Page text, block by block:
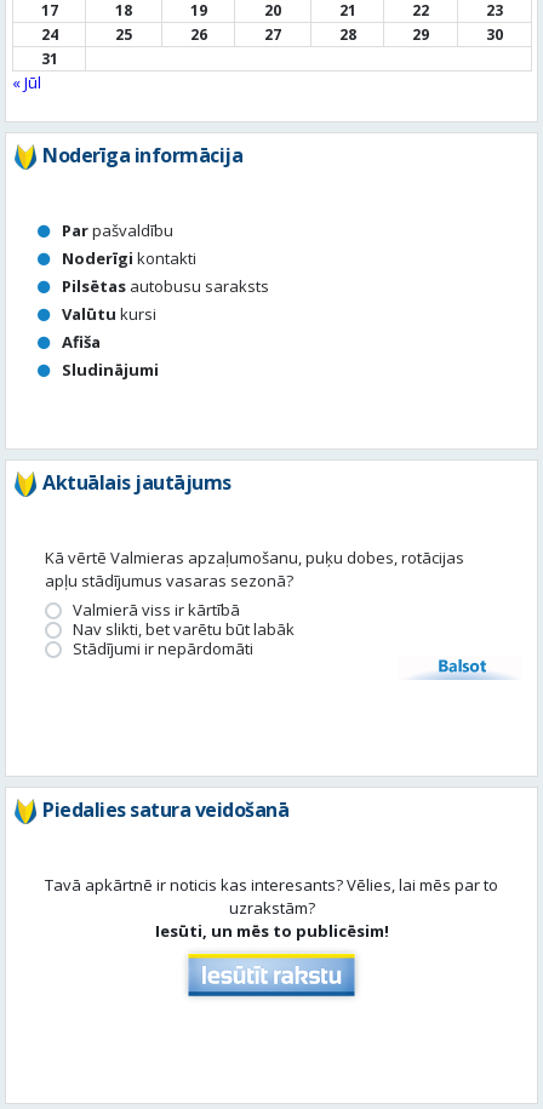
17 18 19 20 21 22
23
24
25 26 27 28 29
30
31
« Jūl
Noderīga informācija
Parpašvaldību
Noderīgi kontakti
Pilsētas autobusu saraksts
Valūtu kursi
Afiša
Sludinājumi
Aktuālais jautājums
Kā vērtē Valmieras apzaļumošanu, puķu dobes, rotācijas
apļu stādījumus vasaras sezonā?
Valmierā viss ir kārtībā
Nav slikti, bet varētu būt labāk
Stādījumi ir nepārdomāti
Balsot
Piedalies satura veidošanā
Tavā apkārtnē ir noticis kas interesants? Vēlies, lai mēs par to
uzrakstām?
Iesūti, un mēs to publicēsim!